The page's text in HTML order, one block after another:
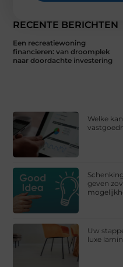
RECENTE BERICHTEN
Een recreatiewoning
financieren: van droomplek
naar doordachte investering
Welke
geven
Uw
luxe